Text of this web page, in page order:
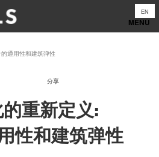
EN
通用性和建筑弹性
分享
重新定义:
性和建筑弹性